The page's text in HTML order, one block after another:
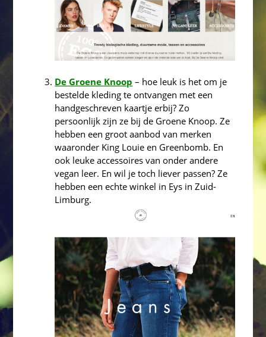
De Groene Knoop – hoe leuk is het om je
bestelde kleding te ontvangen met een
handgeschreven kaartje erbij? Zo
persoonlijk zijn ze bij de Groene Knoop. Ze
hebben een groot aanbod van merken
waaronder King Louie en Greenbomb. En
ook leuke accessoires van onder andere
vegan leer. En wil je toch liever passen? Ze
hebben een echte winkel in Eys in Zuid-
Limburg.